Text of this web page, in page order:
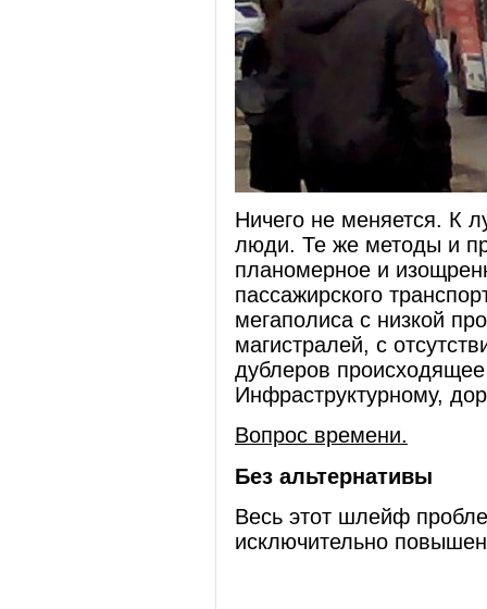
Ничего не меняется. К
люди. Те же методы и
планомерное и
пассажирского
мегаполиса с низкой
магистралей, с
дублеров
Инфраструктурному,
Вопрос времени.
Без альтернативы
Весь этот шлейф
исключительно